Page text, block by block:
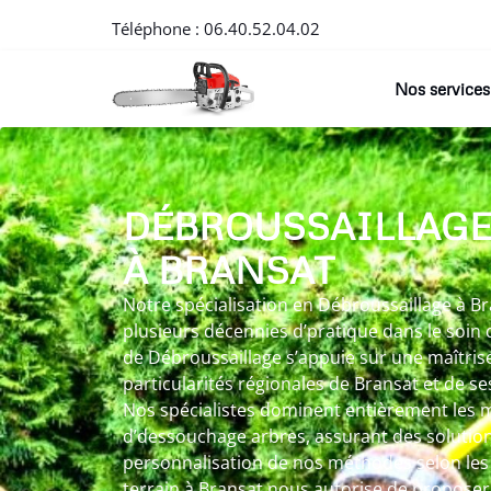
Téléphone : 06.40.52.04.02
Nos services
DÉBROUSSAILLAGE
À BRANSAT
Notre spécialisation en Débroussaillage à
plusieurs décennies d’pratique dans le
de Débroussaillage s’appuie sur une
particularités régionales de Bransat et de
Nos spécialistes dominent entièrement les
d’dessouchage arbres, assurant des
personnalisation de nos méthodes selon